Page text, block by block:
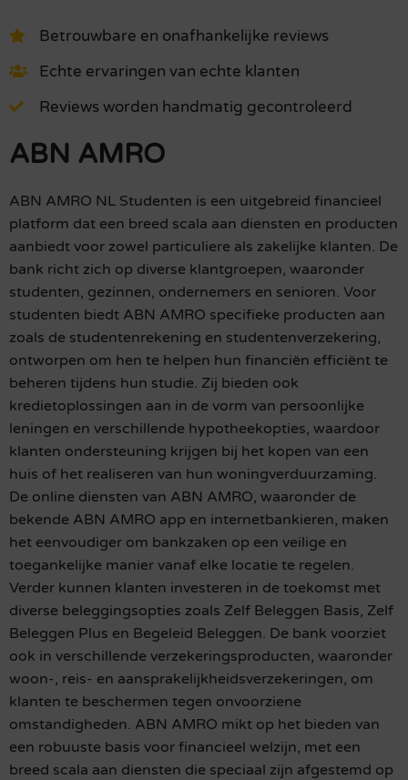
Betrouwbare en onafhankelijke reviews
Echte ervaringen van echte klanten
Reviews worden handmatig gecontroleerd
ABN AMRO
ABN AMRO NL Studenten is een uitgebreid financieel
platform dat een breed scala aan diensten en producten
aanbiedt voor zowel particuliere als zakelijke klanten. De
bank richt zich op diverse klantgroepen, waaronder
studenten, gezinnen, ondernemers en senioren. Voor
studenten biedt ABN AMRO specifieke producten aan
zoals de studentenrekening en studentenverzekering,
ontworpen om hen te helpen hun financiën efficiënt te
beheren tijdens hun studie. Zij bieden ook
kredietoplossingen aan in de vorm van persoonlijke
leningen en verschillende hypotheekopties, waardoor
klanten ondersteuning krijgen bij het kopen van een
huis of het realiseren van hun woningverduurzaming.
De online diensten van ABN AMRO, waaronder de
bekende ABN AMRO app en internetbankieren, maken
het eenvoudiger om bankzaken op een veilige en
toegankelijke manier vanaf elke locatie te regelen.
Verder kunnen klanten investeren in de toekomst met
diverse beleggingsopties zoals Zelf Beleggen Basis, Zelf
Beleggen Plus en Begeleid Beleggen. De bank voorziet
ook in verschillende verzekeringsproducten, waaronder
woon-, reis- en aansprakelijkheidsverzekeringen, om
klanten te beschermen tegen onvoorziene
omstandigheden. ABN AMRO mikt op het bieden van
een robuuste basis voor financieel welzijn, met een
breed scala aan diensten die speciaal zijn afgestemd op